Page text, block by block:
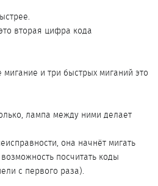
вторая цифра кода
и три быстрых миганий это
лампа между ними делает
она начнёт мигать
посчитать коды
с первого раза).